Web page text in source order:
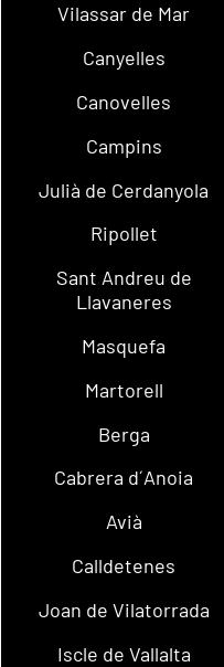
Vilassar de Mar
Canyelles
Canovelles
Campins
Julià de Cerdanyola
Ripollet
Sant Andreu de
Llavaneres
Masquefa
Martorell
Berga
Cabrera d´Anoia
Avià
Calldetenes
Joan de Vilatorrada
Iscle de Vallalta